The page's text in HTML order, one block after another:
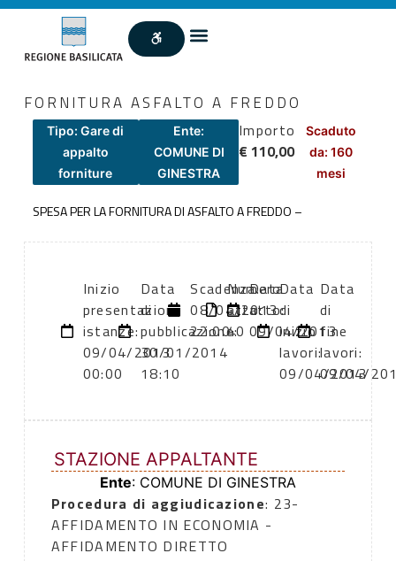
FORNITURA ASFALTO A FREDDO
Tipo: Gare di
appalto
forniture
Ente:
COMUNE DI
GINESTRA
Importo
€ 110,00
Scaduto
da: 160
mesi
SPESA PER LA FORNITURA DI ASFALTO A FREDDO –
Inizio
presentazione
istanze:
09/04/2013
00:00
Data
di
pubblicazione:
30/01/2014
18:10
Scadenza:
08/04/2013
22:00
Numero
atto:
40
Data
atto:
09/04/2013
Data
di
inizio
lavori:
09/04/2013
Data
di
fine
lavori:
09/04/
STAZIONE APPALTANTE
Ente: COMUNE DI GINESTRA
Procedura di aggiudicazione: 23-
AFFIDAMENTO IN ECONOMIA -
AFFIDAMENTO DIRETTO